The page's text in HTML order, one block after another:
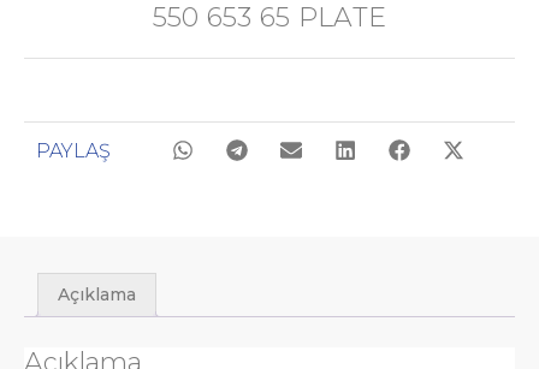
550 653 65 PLATE
PAYLAŞ
Açıklama
Açıklama